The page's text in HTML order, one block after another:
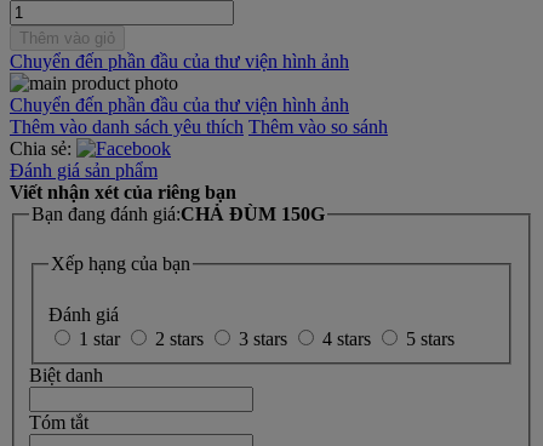
Thêm vào giỏ
Chuyển đến phần đầu của thư viện hình ảnh
Chuyển đến phần đầu của thư viện hình ảnh
Thêm vào danh sách yêu thích Thêm vào so sánh
Chia sẻ:
Đánh giá sản phẩm
Viết nhận xét của riêng bạn
Bạn đang đánh giá:CHẢ ĐÙM 150G
Xếp hạng của bạn
Đánh giá
1 star
2 stars 3 stars 4 stars
5 stars
Biệt danh
Tóm tắt